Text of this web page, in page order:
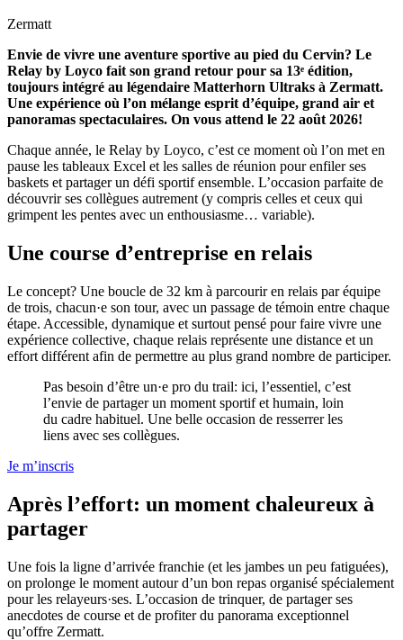
Zermatt
Envie de vivre une aventure sportive au pied du Cervin? Le
Relay by Loyco fait son grand retour pour sa 13ᵉ édition,
toujours intégré au légendaire Matterhorn Ultraks à Zermatt.
Une expérience où l’on mélange esprit d’équipe, grand air et
panoramas spectaculaires. On vous attend le 22 août 2026!
Chaque année, le Relay by Loyco, c’est ce moment où l’on met en
pause les tableaux Excel et les salles de réunion pour enfiler ses
baskets et partager un défi sportif ensemble. L’occasion parfaite de
découvrir ses collègues autrement (y compris celles et ceux qui
grimpent les pentes avec un enthousiasme… variable).
Une course d’entreprise en relais
Le concept? Une boucle de 32 km à parcourir en relais par équipe
de trois, chacun·e son tour, avec un passage de témoin entre chaque
étape. Accessible, dynamique et surtout pensé pour faire vivre une
expérience collective, chaque relais représente une distance et un
effort différent afin de permettre au plus grand nombre de participer.
Pas besoin d’être un·e pro du trail: ici, l’essentiel, c’est
l’envie de partager un moment sportif et humain, loin
du cadre habituel. Une belle occasion de resserrer les
liens avec ses collègues.
Je m’inscris
Après l’effort: un moment chaleureux à
partager
Une fois la ligne d’arrivée franchie (et les jambes un peu fatiguées),
on prolonge le moment autour d’un bon repas organisé spécialement
pour les relayeurs·ses. L’occasion de trinquer, de partager ses
anecdotes de course et de profiter du panorama exceptionnel
qu’offre Zermatt.